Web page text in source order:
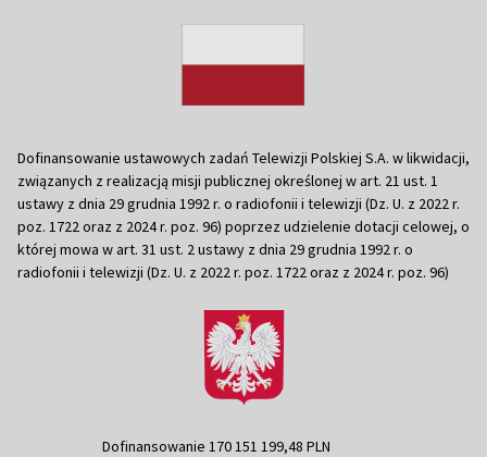
Dofinansowanie ustawowych zadań Telewizji Polskiej S.A. w likwidacji,
związanych z realizacją misji publicznej określonej w art. 21 ust. 1
ustawy z dnia 29 grudnia 1992 r. o radiofonii i telewizji (Dz. U. z 2022 r.
poz. 1722 oraz z 2024 r. poz. 96) poprzez udzielenie dotacji celowej, o
której mowa w art. 31 ust. 2 ustawy z dnia 29 grudnia 1992 r. o
radiofonii i telewizji (Dz. U. z 2022 r. poz. 1722 oraz z 2024 r. poz. 96)
Dofinansowanie 170 151 199,48 PLN